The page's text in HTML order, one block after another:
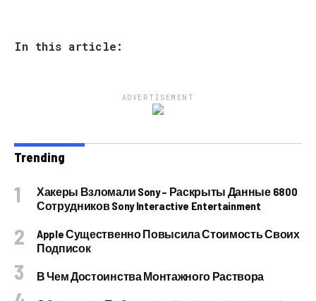
In this article:
ADVERTISEMENT
Trending
Хакеры Взломали Sony – Раскрыты Данные 6800
Сотрудников Sony Interactive Entertainment
Apple Существенно Повысила Стоимость Своих
Подписок
В Чем Достоинства Монтажного Раствора